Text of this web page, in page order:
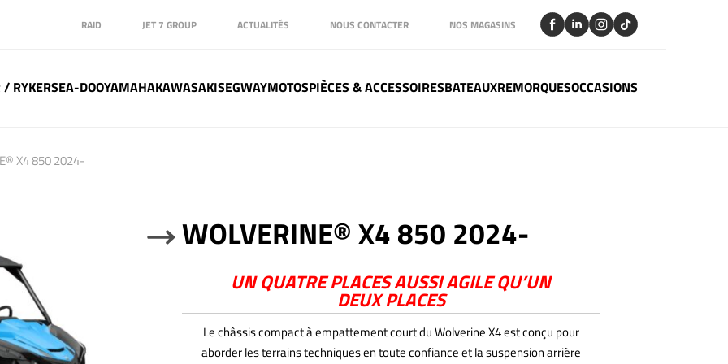
RAID JET 7 GROUP ACTUALITÉS NOUS CONTACTER NOS MAGASINS
/ RYKERSEA-DOOYAMAHAKAWASAKISEGWAYMOTOSPIÈCES & ACCESSOIRESBATEAUXREMORQUESOCCASIONS
X4 850 2024-
Next
WOLVERINE® X4 850 2024-
UN QUATRE PLACES AUSSI AGILE QU’UN
DEUX PLACES
Le châssis compact à empattement court du Wolverine X4 est conçu pour
aborder les terrains techniques en toute confiance et la suspension arrière